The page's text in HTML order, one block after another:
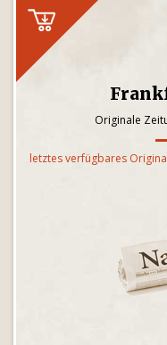
Originale
letztes verfügbares